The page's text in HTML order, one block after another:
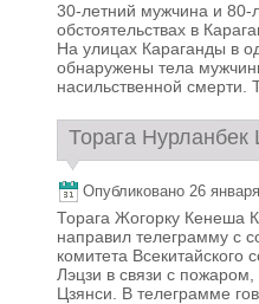
30-летний мужчина и
обстоятельствах в
На улицах Караганды в
обнаружены тела
насильственной смерти.
Торага
Опубликовано 26
Торага Жогорку Кенеша
направил телеграмму с
комитета
Лэцзи в связи с
Цзянси. В телеграмме